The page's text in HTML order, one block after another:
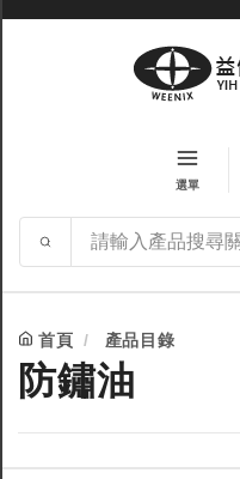
選單
首頁 產品目錄
防鏽油